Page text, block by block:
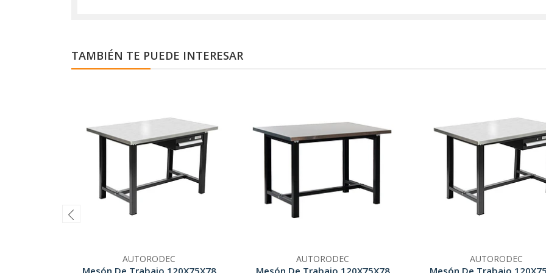
TAMBIÉN TE PUEDE INTERESAR
AUTORODEC
Mesón De Trabajo 120X75X78
AUTORODEC
Mesón De Trabajo 120X75X78
AUTORODEC
Mesón De Trabajo